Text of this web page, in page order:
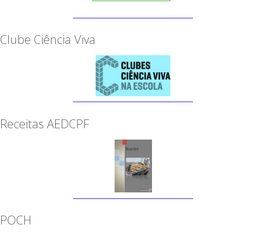
Clube Ciência Viva
Receitas AEDCPF
POCH